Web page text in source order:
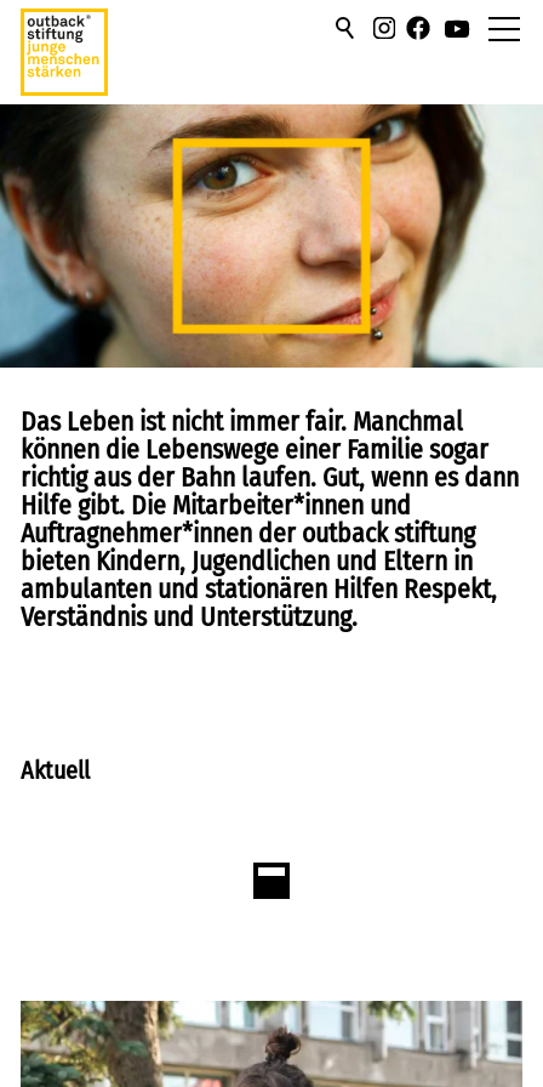
über uns
hilfen/leistung
campus
sportmentoring
karriere
kontakt
freie kapazitäten
FAIRMILIE
Das Leben ist nicht immer fair. Manchmal
können die Lebenswege einer Familie sogar
richtig aus der Bahn laufen. Gut, wenn es dann
Hilfe gibt. Die Mitarbeiter*innen und
Auftragnehmer*innen der outback stiftung
bieten Kindern, Jugendlichen und Eltern in
ambulanten und stationären Hilfen Respekt,
Verständnis und Unterstützung.
Aktuell